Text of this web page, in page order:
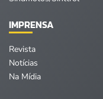
IMPRENSA
Revista
Notícias
Na Mídia